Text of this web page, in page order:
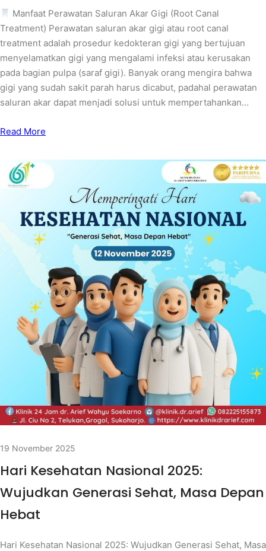
Manfaat Perawatan Saluran Akar Gigi (Root Canal
Treatment) Perawatan saluran akar gigi atau root canal
treatment adalah prosedur kedokteran gigi yang bertujuan
menyelamatkan gigi yang mengalami infeksi atau kerusakan
pada bagian pulpa (saraf gigi). Banyak orang mengira bahwa
gigi yang sudah sakit parah harus dicabut, padahal perawatan
saluran akar dapat menjadi solusi untuk mempertahankan…
Read More
19 November 2025
Hari Kesehatan Nasional 2025:
Wujudkan Generasi Sehat, Masa Depan
Hebat
Hari Kesehatan Nasional 2025: Wujudkan Generasi Sehat, Masa